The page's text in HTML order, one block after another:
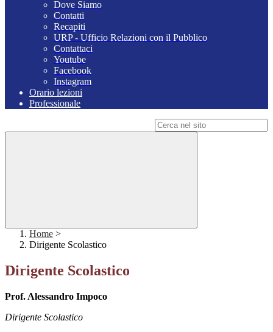
Dove Siamo
Contatti
Recapiti
URP - Ufficio Relazioni con il Pubblico
Contattaci
Youtube
Facebook
Instagram
Orario lezioni
Professionale
Home >
Dirigente Scolastico
Dirigente Scolastico
Prof. Alessandro Impoco
Dirigente Scolastico